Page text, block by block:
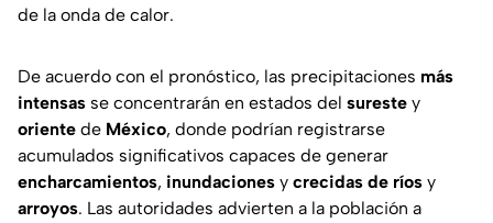
de la onda de calor.
De acuerdo con el pronóstico, las precipitaciones más
intensas se concentrarán en estados del sureste y
oriente de México, donde podrían registrarse
acumulados significativos capaces de generar
encharcamientos, inundaciones y crecidas de ríos y
arroyos. Las autoridades advierten a la población a